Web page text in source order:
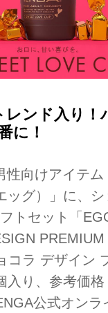
レンド入り！
に！
性向けアイテム
ッグ）」に、
トセット「
PREMIUM
コラ デザイン
入り、参考価
公式オンラ